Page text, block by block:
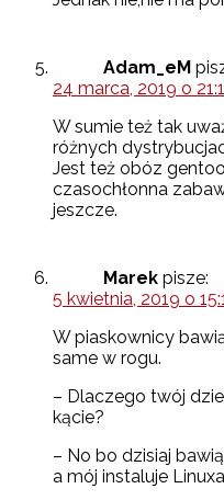
Adam_eM
24 marca, 2019 o
W sumie też tak
różnych
Jest też obóz
czasochłonna
jeszcze.
Marek pisze:
5 kwietnia, 2019 o
W piaskownicy
same w rogu.
– Dlaczego twój
kącie?
– No bo dzisiaj
a mój instaluje